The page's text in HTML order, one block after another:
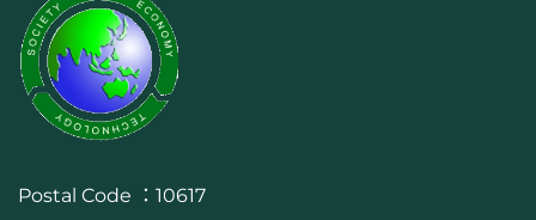
Postal Code ：10617